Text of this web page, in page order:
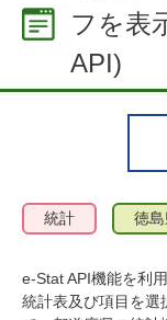
フを表
API)
統計 徳島
e-Stat API機能を利
統計表及び項目を選